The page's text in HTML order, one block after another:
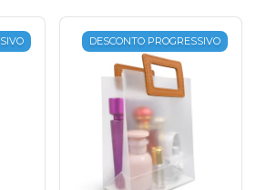
DESCONTO PROGRESSIVO